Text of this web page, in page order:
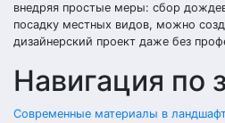
внедряя простые меры: сбор
посадку местных видов, можно
дизайнерский проект даже без
Навигация по
Современные материалы в